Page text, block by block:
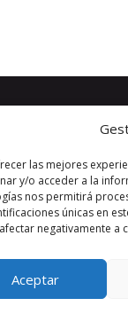
las mejores
y/o acceder a la
nos permitirá
únicas en
negativamente a
Aceptar